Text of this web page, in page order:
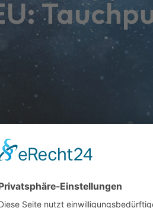
STH